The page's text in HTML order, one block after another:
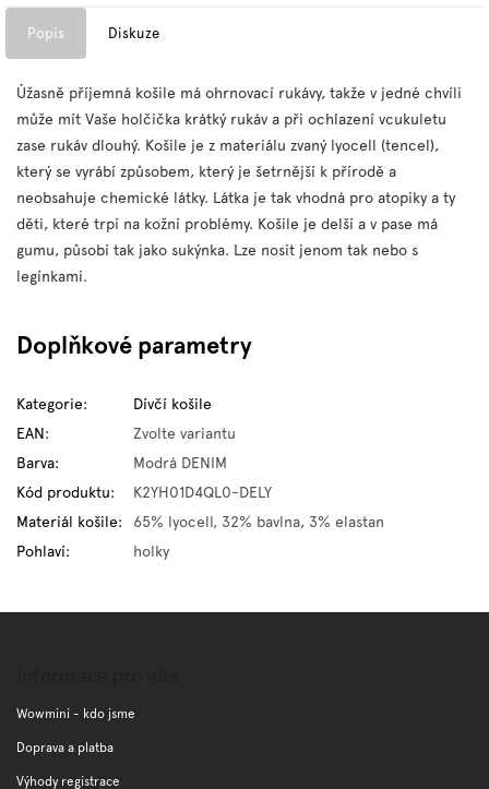
Popis Diskuze
Úžasně příjemná košile má ohrnovací rukávy, takže v jedné chvíli
může mít Vaše holčička krátký rukáv a při ochlazení vcukuletu
zase rukáv dlouhý. Košile je z materiálu zvaný lyocell (tencel),
který se vyrábí způsobem, který je šetrnější k přírodě a
neobsahuje chemické látky. Látka je tak vhodná pro atopiky a ty
děti, které trpí na kožní problémy. Košile je delší a v pase má
gumu, působí tak jako sukýnka. Lze nosit jenom tak nebo s
legínkami.
Doplňkové parametry
Kategorie:
Dívčí košile
EAN:
Zvolte variantu
Barva:
Modrá DENIM
Kód produktu:
K2YH01D4QL0-DELY
Materiál košile:
65% lyocell, 32% bavlna, 3% elastan
Pohlaví: holky
Wowmini - kdo jsme
Doprava a platba
Výhody registrace